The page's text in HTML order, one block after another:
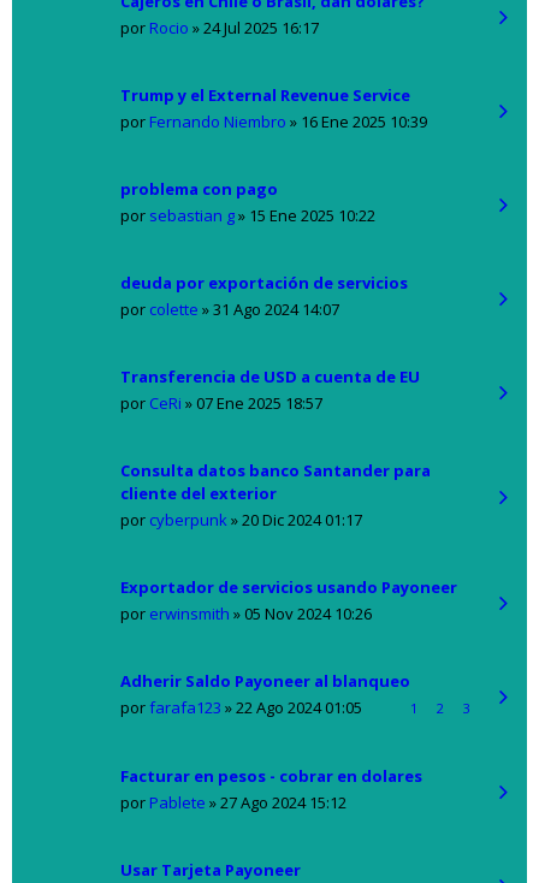
por Rocio »24 Jul 2025 16:17
Trump y el External Revenue Service
por Fernando Niembro » 16 Ene 2025 10:39
problema con pago
por sebastian g» 15 Ene 2025 10:22
deuda por exportación de servicios
por colette »31 Ago 2024 14:07
Transferencia de USD a cuenta de EU
por CeRi » 07 Ene 2025 18:57
Consulta datos banco Santander para
cliente del exterior
por cyberpunk»20 Dic 2024 01:17
Exportador de servicios usando Payoneer
por erwinsmith » 05 Nov 2024 10:26
Adherir Saldo Payoneer al blanqueo
porfarafa123 »22 Ago 2024 01:05 1 2 3
Facturar en pesos - cobrar en dolares
por Pablete »27 Ago 2024 15:12
Usar Tarjeta Payoneer